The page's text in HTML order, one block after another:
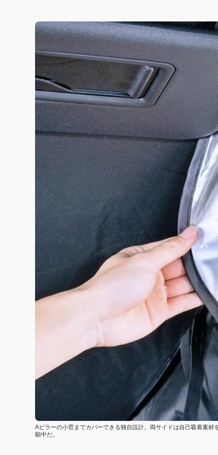
Aピラーの小窓までカバーできる独自設計。両サイドは自己吸着素
願中だ。